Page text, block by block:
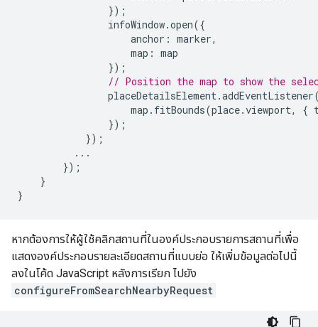
});
infoWindow.open({
anchor : marker,
map : map
});
// Position the map to show the
placeDetailsElement.addEventListener
map . fitBounds(place.viewport, {
});
});
...
});
}
}
หากต้องการให้ผู้ใช้คลิกสถานที่ในองค์ประกอบรายการสถานที่เพื่อ
แสดงองค์ประกอบรายละเอียดสถานที่แบบย่อ ให้เพิ่มข้อมูลต่อไปนี้
ลงในโค้ด JavaScript หลังการเรียก ไปยัง
configureFromSearchNearbyRequest